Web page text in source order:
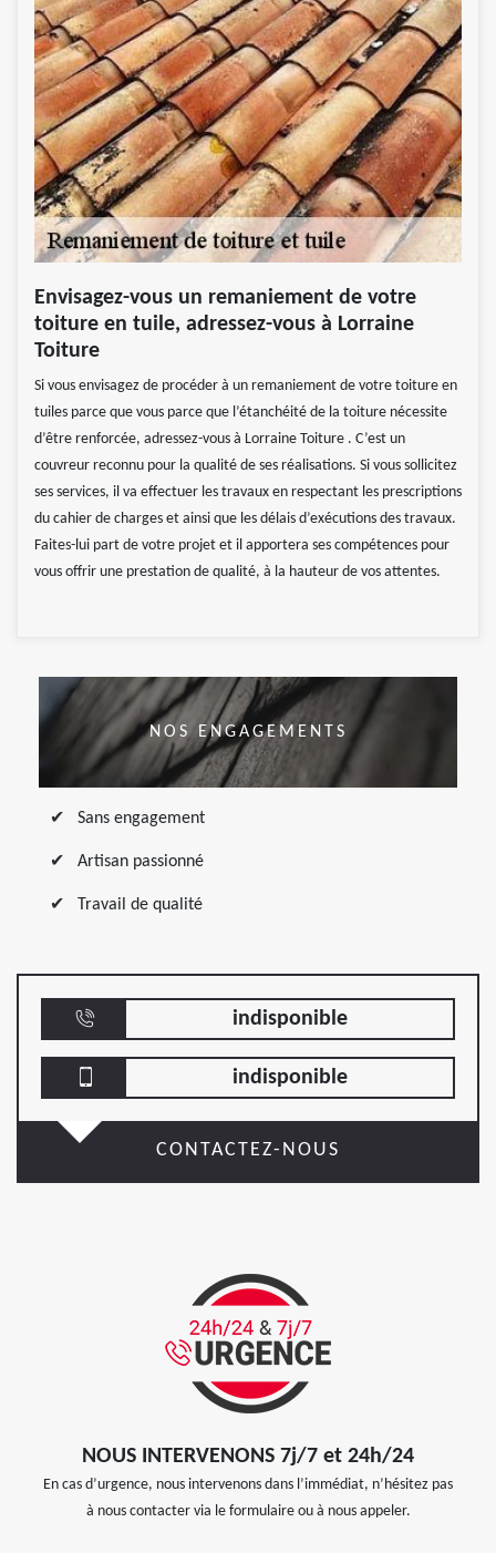
Envisagez-vous un remaniement de votre
toiture en tuile, adressez-vous à Lorraine
Toiture
Si vous envisagez de procéder à un remaniement de votre toiture en
tuiles parce que vous parce que l’étanchéité de la toiture nécessite
d’être renforcée, adressez-vous à Lorraine Toiture . C’est un
couvreur reconnu pour la qualité de ses réalisations. Si vous sollicitez
ses services, il va effectuer les travaux en respectant les prescriptions
du cahier de charges et ainsi que les délais d’exécutions des travaux.
Faites-lui part de votre projet et il apportera ses compétences pour
vous offrir une prestation de qualité, à la hauteur de vos attentes.
NOS ENGAGEMENTS
Sans engagement
Artisan passionné
Travail de qualité
indisponible
indisponible
CONTACTEZ-NOUS
NOUS INTERVENONS 7j/7 et 24h/24
En cas d’urgence, nous intervenons dans l’immédiat, n’hésitez pas
à nous contacter via le formulaire ou à nous appeler.